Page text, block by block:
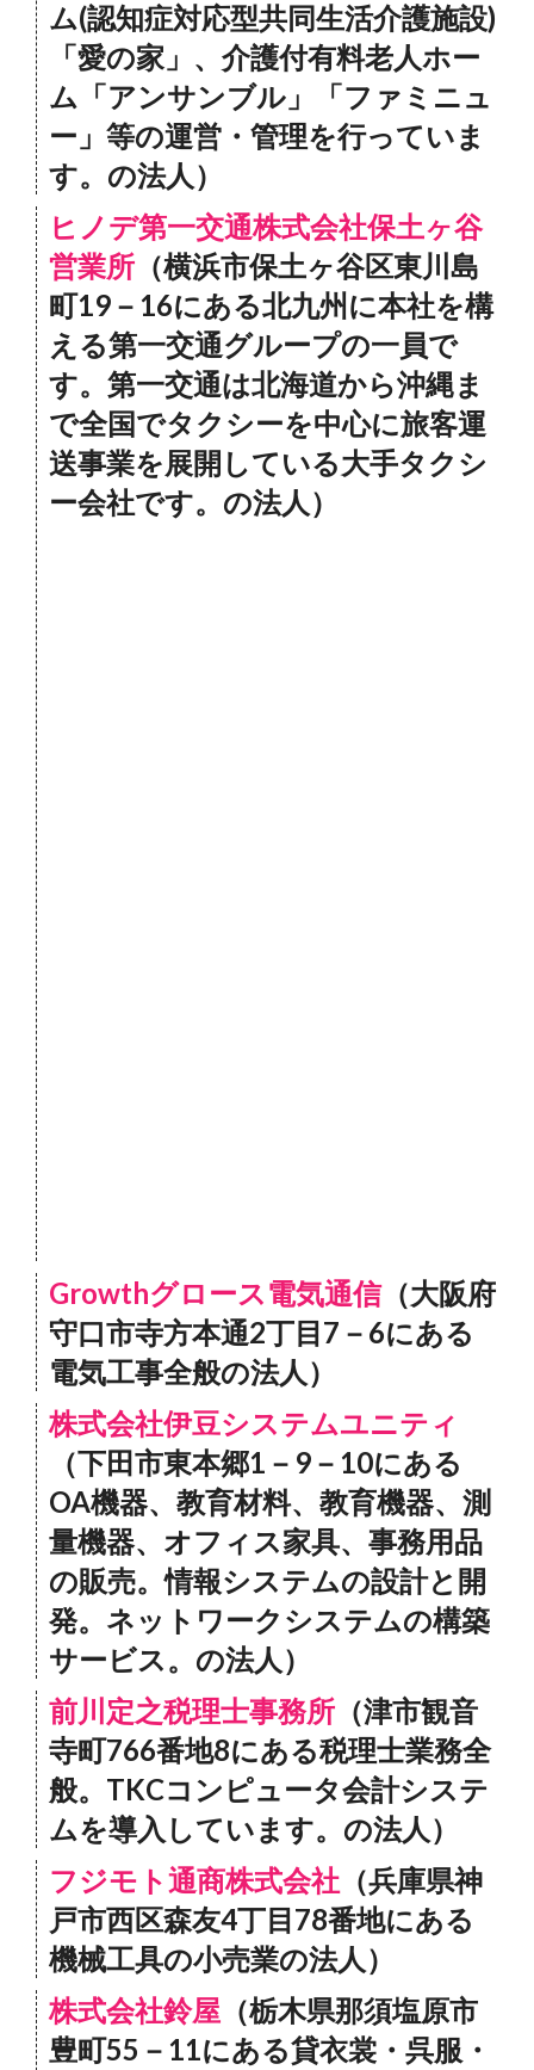
ム(認知症対応型共同生活介護施設)
「愛の家」、介護付有料老人ホー
ム「アンサンブル」「ファミニュ
ー」等の運営・管理を行っていま
す。の法人）
ヒノデ第一交通株式会社保土ヶ谷
営業所 （横浜市保土ヶ谷区東川島
町19－16にある北九州に本社を構
える第一交通グループの一員で
す。第一交通は北海道から沖縄ま
で全国でタクシーを中心に旅客運
送事業を展開している大手タクシ
ー会社です。の法人）
Growthグロース電気通信（大阪府
守口市寺方本通2丁目7－6にある
電気工事全般の法人）
株式会社伊豆システムユニティ
（下田市東本郷1－9－10にある
OA機器、教育材料、教育機器、測
量機器、オフィス家具、事務用品
の販売。情報システムの設計と開
発。ネットワークシステムの構築
サービス。の法人）
前川定之税理士事務所 （津市観音
寺町766番地8にある税理士業務全
般。TKCコンピュータ会計システ
ムを導入しています。の法人）
フジモト通商株式会社 （兵庫県神
戸市西区森友4丁目78番地にある
機械工具の小売業の法人）
株式会社鈴屋 （栃木県那須塩原市
豊町55－11にある貸衣裳・呉服・